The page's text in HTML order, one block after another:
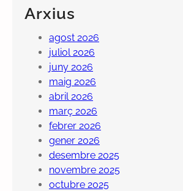
Arxius
agost 2026
juliol 2026
juny 2026
maig 2026
abril 2026
març 2026
febrer 2026
gener 2026
desembre 2025
novembre 2025
octubre 2025